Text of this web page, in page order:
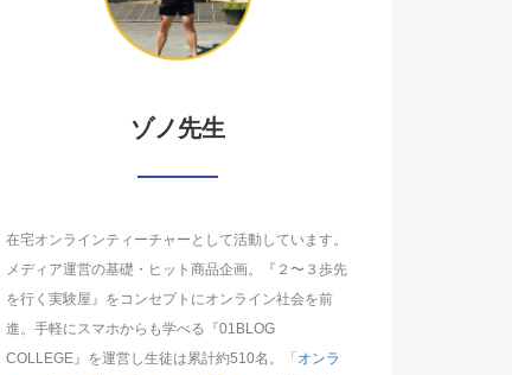
ゾノ先生
在宅オンラインティーチャーとして活動しています。
メディア運営の基礎・ヒット商品企画。『２〜３歩先
を行く実験屋』をコンセプトにオンライン社会を前
進。手軽にスマホからも学べる『01BLOG
COLLEGE』を運営し生徒は累計約510名。「 オンラ